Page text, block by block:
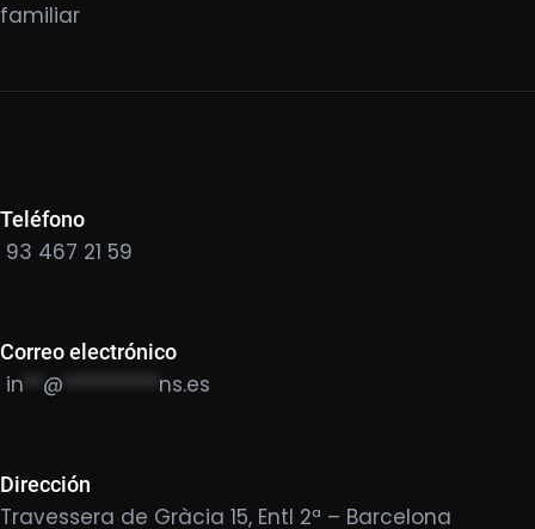
familiar
Teléfono
93 467 21 59
Correo electrónico
in @ ********** ns.es
Dirección
Travessera de Gràcia 15, Entl 2ª – Barcelona